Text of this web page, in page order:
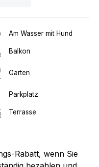
Am Wasser mit Hund
Balkon
Garten
Parkplatz
Terrasse
Rabatt, wenn Sie